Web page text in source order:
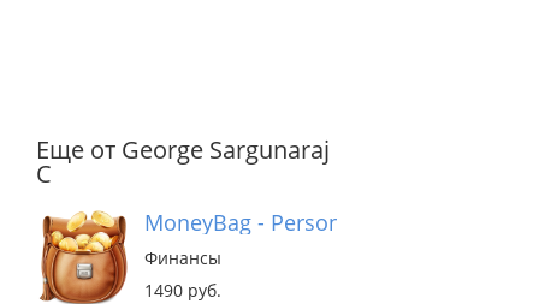
Еще от George Sargunaraj
C
MoneyBag - Personal Finance Manager
Финансы
1490 руб.